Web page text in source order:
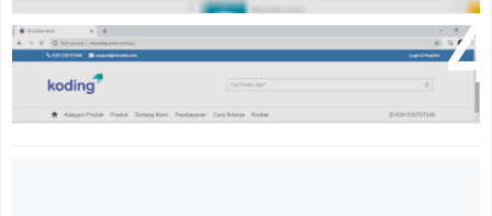
Source code online shop dengan codeigniter